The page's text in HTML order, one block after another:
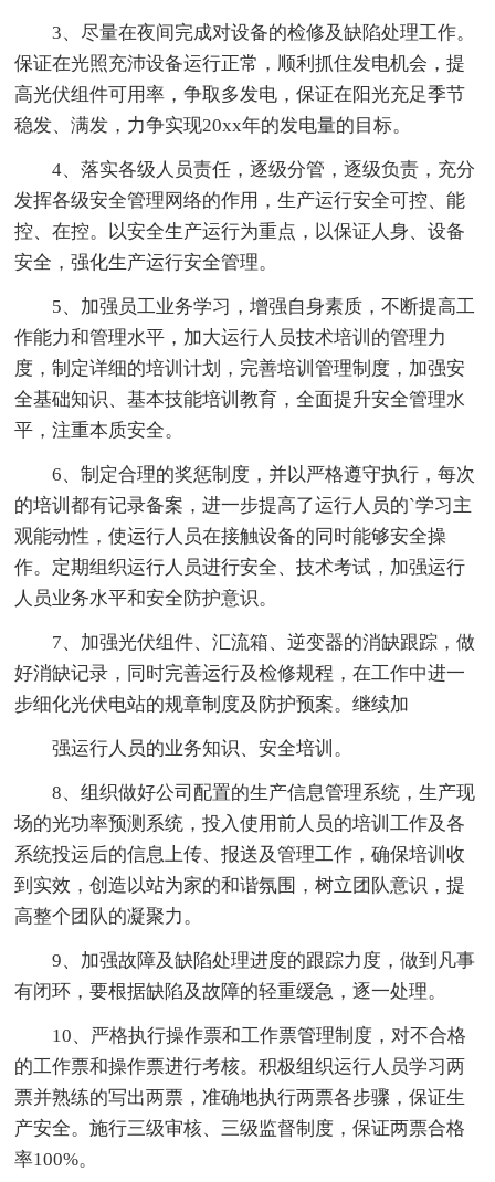
3、尽量在夜间完成对设备的检修及缺陷处理工作。
保证在光照充沛设备运行正常，顺利抓住发电机会，提
高光伏组件可用率，争取多发电，保证在阳光充足季节
稳发、满发，力争实现20xx年的发电量的目标。
4、落实各级人员责任，逐级分管，逐级负责，充分
发挥各级安全管理网络的作用，生产运行安全可控、能
控、在控。以安全生产运行为重点，以保证人身、设备
安全，强化生产运行安全管理。
5、加强员工业务学习，增强自身素质，不断提高工
作能力和管理水平，加大运行人员技术培训的管理力
度，制定详细的培训计划，完善培训管理制度，加强安
全基础知识、基本技能培训教育，全面提升安全管理水
平，注重本质安全。
6、制定合理的奖惩制度，并以严格遵守执行，每次
的培训都有记录备案，进一步提高了运行人员的`学习主
观能动性，使运行人员在接触设备的同时能够安全操
作。定期组织运行人员进行安全、技术考试，加强运行
人员业务水平和安全防护意识。
7、加强光伏组件、汇流箱、逆变器的消缺跟踪，做
好消缺记录，同时完善运行及检修规程，在工作中进一
步细化光伏电站的规章制度及防护预案。继续加
强运行人员的业务知识、安全培训。
8、组织做好公司配置的生产信息管理系统，生产现
场的光功率预测系统，投入使用前人员的培训工作及各
系统投运后的信息上传、报送及管理工作，确保培训收
到实效，创造以站为家的和谐氛围，树立团队意识，提
高整个团队的凝聚力。
9、加强故障及缺陷处理进度的跟踪力度，做到凡事
有闭环，要根据缺陷及故障的轻重缓急，逐一处理。
10、严格执行操作票和工作票管理制度，对不合格
的工作票和操作票进行考核。积极组织运行人员学习两
票并熟练的写出两票，准确地执行两票各步骤，保证生
产安全。施行三级审核、三级监督制度，保证两票合格
率100%。